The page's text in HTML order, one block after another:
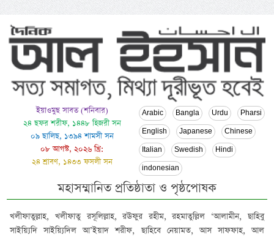
ইয়াওমুছ সাবত (শনিবার)
২৪ ছফর শরীফ, ১৪৪৮ হিজরী সন
০৯ ছালিছ, ১৩৯৪ শামসী সন
০৮ আগস্ট, ২০২৬ খ্রি:
২৪ শ্রাবণ, ১৪৩৩ ফসলী সন
Arabic Bangla Urdu Pharsi
English Japanese Chinese
Italian Swedish Hindi
indonesian
মহাসম্মানিত প্রতিষ্ঠাতা ও পৃষ্ঠপোষক
খলীফাতুল্লাহ, খলীফাতু রসূলিল্লাহ, রঊফুর রহীম, রহমাতুল্লিল ‘আলামীন, ছাহিবু
সাইয়্যিদি সাইয়্যিদিল আ’ইয়াদ শরীফ, ছাহিবে নেয়ামত, আস সাফফাহ, আল